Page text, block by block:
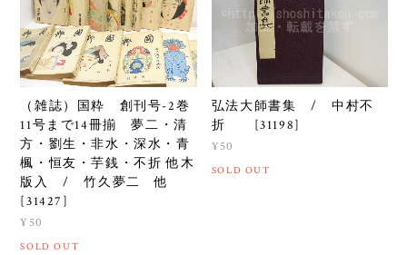
（雑誌）国粋 創刊号-2巻
11号まで14冊揃 夢二・清
方・劉生・非水・深水・青
楓・恒友・芋銭・不折 他木
版入 / 竹久夢二 他
[31427]
¥50
SOLD OUT
弘法大師書集 / 中村不
折 [31198]
¥50
SOLD OUT